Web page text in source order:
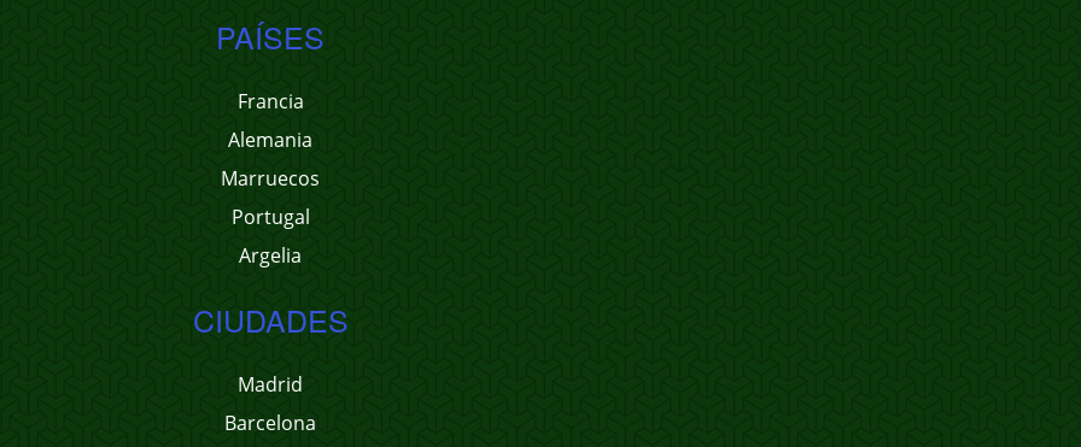
PAÍSES
Francia
Alemania
Marruecos
Portugal
Argelia
CIUDADES
Madrid
Barcelona